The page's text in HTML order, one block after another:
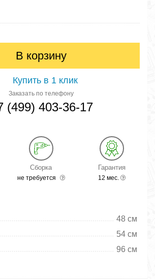
В корзину
Купить в 1 клик
Заказать по телефону
(499) 403-36-17
Сборка
не требуется
Гарантия
12 мес.
48 см
54 см
96 см